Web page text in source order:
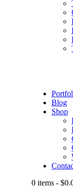
Blog
Shop
0 items -